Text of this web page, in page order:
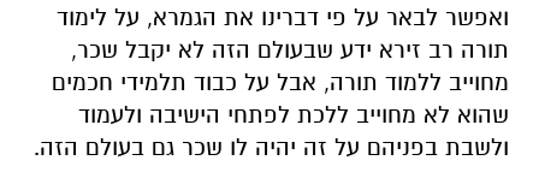
ואפשר לבאר על פי דברינו את הגמרא, על לימוד
תורה רב זירא ידע שבעולם הזה לא יקבל שכר,
מחוייב ללמוד תורה, אבל על כבוד תלמידי חכמים
שהוא לא מחוייב ללכת לפתחי הישיבה ולעמוד
ולשבת בפניהם על זה יהיה לו שכר גם בעולם הזה.